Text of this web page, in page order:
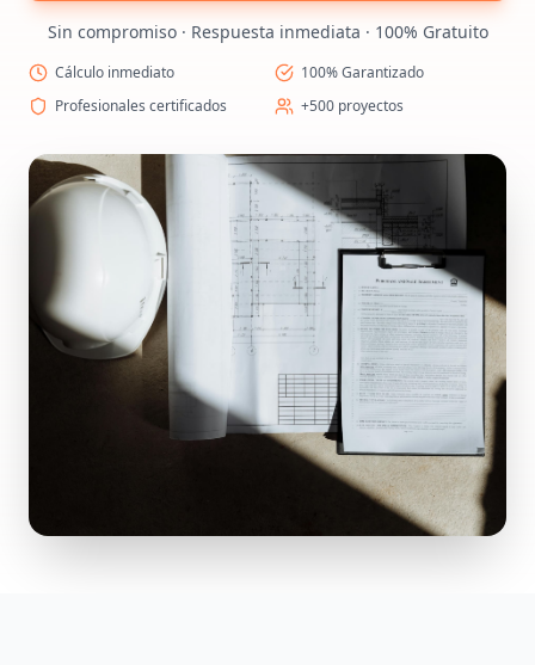
Sin compromiso · Respuesta inmediata · 100% Gratuito
Cálculo inmediato
100% Garantizado
Profesionales certificados
+500 proyectos